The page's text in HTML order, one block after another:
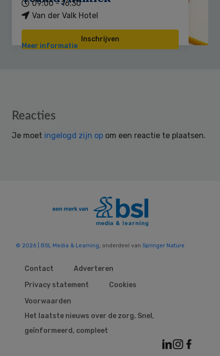
09:00 - 16:30
Van der Valk Hotel
Inschrijven
Meer informatie
Reader
Reacties
Je moet ingelogd zijn op om een reactie te plaatsen.
© 2026 | BSL Media & Learning, onderdeel van Springer Nature
Contact
Adverteren
Privacy statement
Cookies
Voorwaarden
Het laatste nieuws over de zorg. Snel,
geïnformeerd, compleet